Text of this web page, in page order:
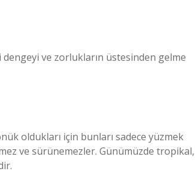
ve zorlukların üstesinden gelme
oldukları için bunları sadece yüzmek
ve sürünemezler. Günümüzde tropikal,